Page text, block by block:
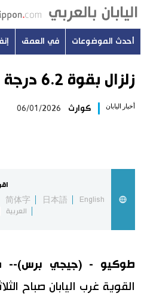
أحدث الموضوعات
اليابان في فيديو
أحدث الموضوعات في العمق
زلزال بقوة 6.2 درجة يهز غرب اليابان
أخبار اليابان كوارث 06/01/2026
English
日本語
简体字
العربية
طوكيو - (جيجي برس)--